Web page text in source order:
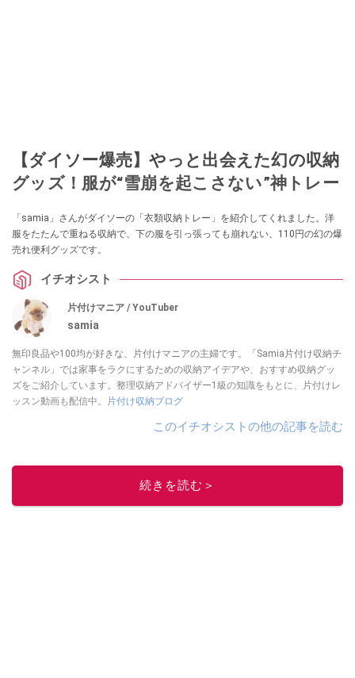
【ダイソー爆売】やっと出会えた幻の収納
グッズ！服が“雪崩を起こさない”神トレー
「samia」さんがダイソーの「衣類収納トレー」を紹介してくれました。洋
服をたたんで重ねる収納で、下の服を引っ張っても崩れない、110円の幻の爆
売れ便利グッズです。
イチオシスト
片付けマニア / YouTuber
samia
無印良品や100均が好きな、片付けマニアの主婦です。「Samia片付け収納チ
ャンネル」では家事をラクにするための収納アイデアや、おすすめ収納グッ
ズをご紹介しています。整理収納アドバイザー1級の知識をもとに、片付けレ
ッスン動画も配信中。
片付け収納ブログ
このイチオシストの他の記事を読む
続きを読む＞